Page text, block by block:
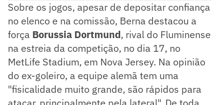
Sobre os jogos, apesar de depositar confiança
no elenco e na comissão, Berna destacou a
força Borussia Dortmund, rival do Fluminense
na estreia da competição, no dia 17, no
MetLife Stadium, em Nova Jersey. Na opinião
do ex-goleiro, a equipe alemã tem uma
"fisicalidade muito grande, são rápidos para